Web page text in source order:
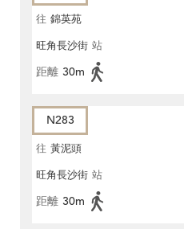
往 錦英苑
旺角長沙街 站
距離 30m
N283
往 黃泥頭
旺角長沙街 站
距離 30m